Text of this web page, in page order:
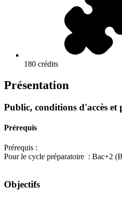
180 crédits
Présentation
Public, conditions d'accès et
Prérequis
Prérequis :
Pour le cycle préparatoire : Bac+2
Objectifs